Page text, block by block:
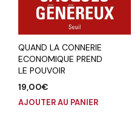
QUAND LA CONNERIE
ECONOMIQUE PREND
LE POUVOIR
19,00€
AJOUTER AU PANIER